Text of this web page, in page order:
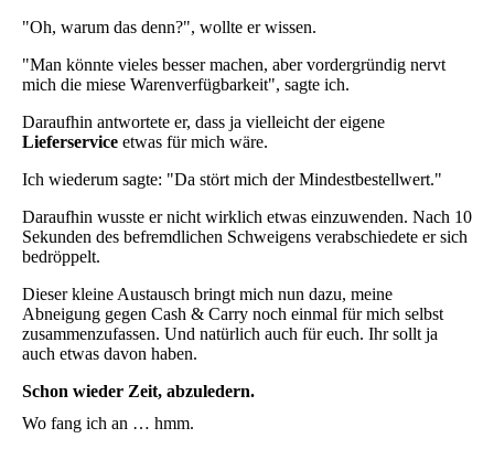
"Oh, warum das denn?", wollte er wissen.
"Man könnte vieles besser machen, aber vordergründig nervt
mich die miese Warenverfügbarkeit", sagte ich.
Daraufhin antwortete er, dass ja vielleicht der eigene
Lieferservice etwas für mich wäre.
Ich wiederum sagte: "Da stört mich der Mindestbestellwert."
Daraufhin wusste er nicht wirklich etwas einzuwenden. Nach 10
Sekunden des befremdlichen Schweigens verabschiedete er sich
bedröppelt.
Dieser kleine Austausch bringt mich nun dazu, meine
Abneigung gegen Cash & Carry noch einmal für mich selbst
zusammenzufassen. Und natürlich auch für euch. Ihr sollt ja
auch etwas davon haben.
Schon wieder Zeit, abzuledern.
Wo fang ich an … hmm.